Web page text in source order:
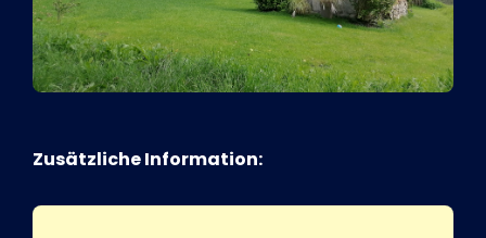
Zusätzliche Information: